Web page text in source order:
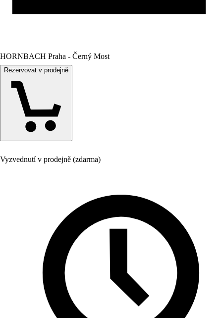
HORNBACH Praha - Černý Most
Rezervovat v prodejně
Vyzvednutí v prodejně (zdarma)